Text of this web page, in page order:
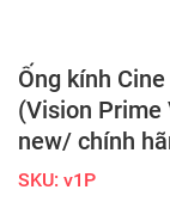
Ống kính
(Vision Prime
new/ chính
SKU: v1P